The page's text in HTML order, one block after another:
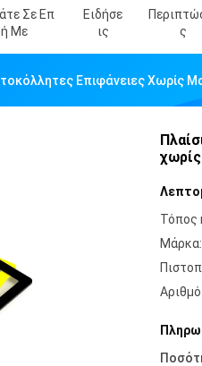
Σε Επ
Με
Ειδήσε
Ις
Σ
Επιφάνειες Χωρίς
Τόπος
Μάρκα: